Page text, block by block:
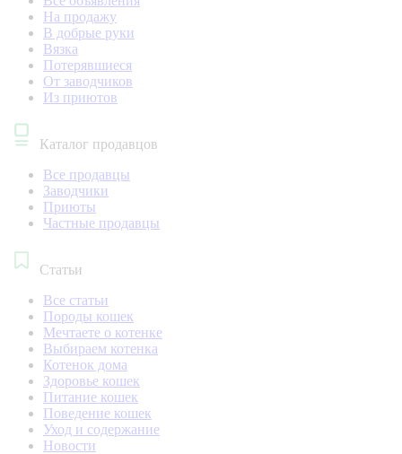
На продажу
В добрые руки
Вязка
Потерявшиеся
От заводчиков
Из приютов
Каталог продавцов
Все продавцы
Заводчики
Приюты
Частные продавцы
Статьи
Все статьи
Породы кошек
Мечтаете о котенке
Выбираем котенка
Котенок дома
Здоровье кошек
Питание кошек
Поведение кошек
Уход и содержание
Новости